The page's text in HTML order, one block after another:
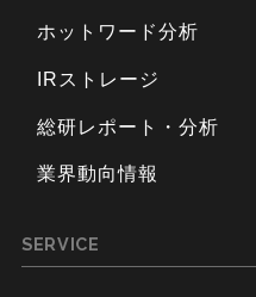
ホットワード分析
IRストレージ
総研レポート・分析
業界動向情報
SERVICE